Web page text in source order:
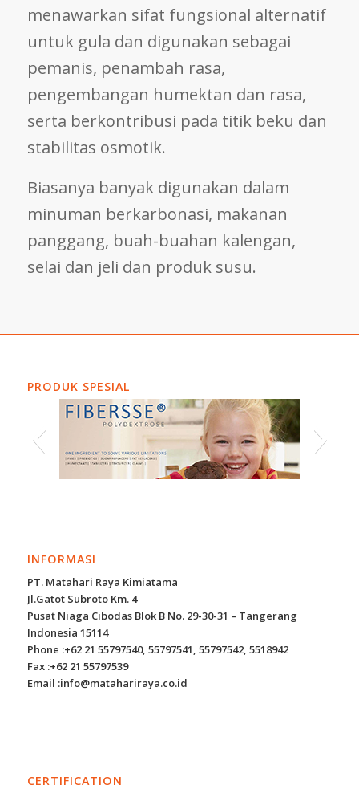
menawarkan sifat fungsional alternatif
untuk gula dan digunakan sebagai
pemanis, penambah rasa,
pengembangan humektan dan rasa,
serta berkontribusi pada titik beku dan
stabilitas osmotik.
Biasanya banyak digunakan dalam
minuman berkarbonasi, makanan
panggang, buah-buahan kalengan,
selai dan jeli dan produk susu.
PRODUK SPESIAL
INFORMASI
PT. Matahari Raya Kimiatama
Jl.Gatot Subroto Km. 4
Pusat Niaga Cibodas Blok B No. 29-30-31 – Tangerang
Indonesia 15114
Phone :+62 21 55797540, 55797541, 55797542, 5518942
Fax :+62 21 55797539
Email :info@matahariraya.co.id
CERTIFICATION